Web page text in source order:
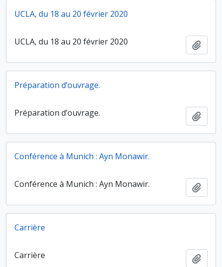
UCLA, du 18 au 20 février 2020
UCLA, du 18 au 20 février 2020
Préparation d’ouvrage.
Préparation d’ouvrage.
Conférence à Munich : Ayn Monawir.
Conférence à Munich : Ayn Monawir.
Carrière
Carrière